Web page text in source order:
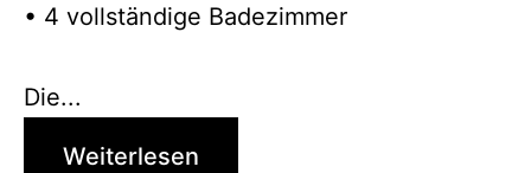
• 4 vollständige Badezimmer
Die...
Weiterlesen